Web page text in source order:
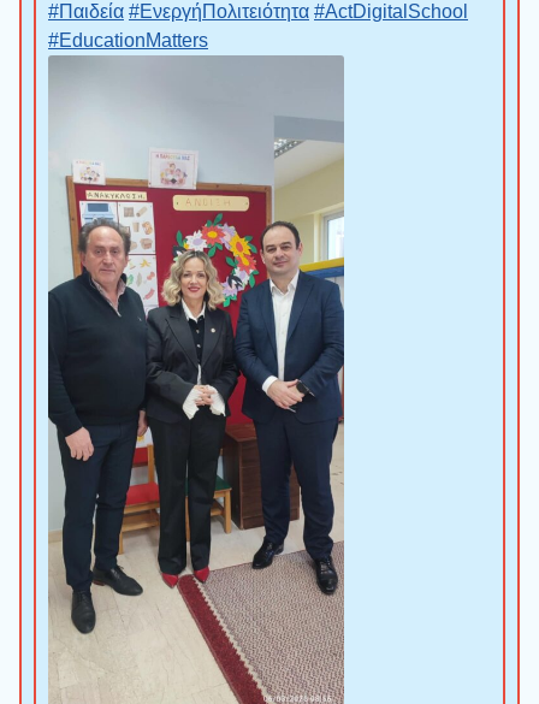
#Παιδεία #ΕνεργήΠολιτειότητα #ActDigitalSchool
#EducationMatters